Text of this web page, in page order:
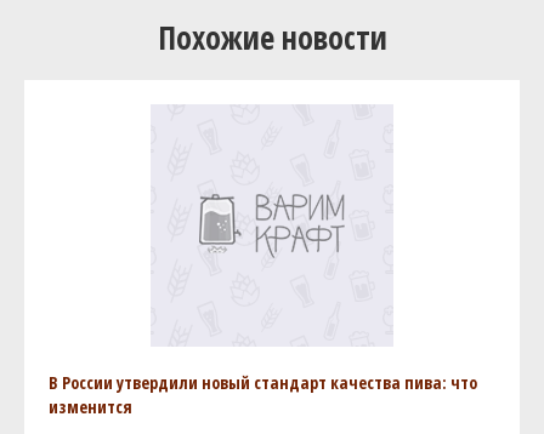
Похожие новости
В России утвердили новый стандарт качества пива: что
изменится